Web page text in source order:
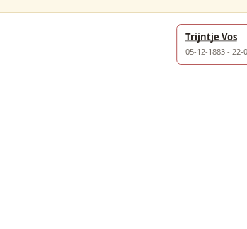
Trijntje Vos
05-12-1883 - 22-